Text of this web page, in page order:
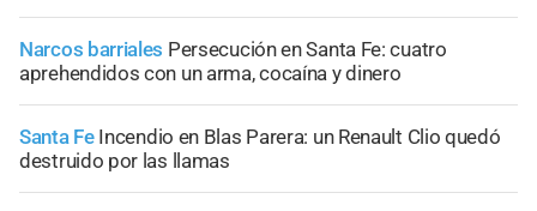
Narcos barriales Persecución en Santa Fe: cuatro
aprehendidos con un arma, cocaína y dinero
Santa Fe Incendio en Blas Parera: un Renault Clio quedó
destruido por las llamas